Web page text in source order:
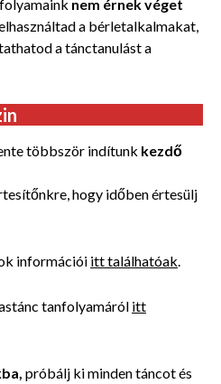
nem érnek véget
a bérletalkalmakat,
a tánctanulást a
többször indítunk kezdő
hogy időben értesülj
információi itt találhatóak.
tanfolyamáról itt
próbálj ki minden táncot és